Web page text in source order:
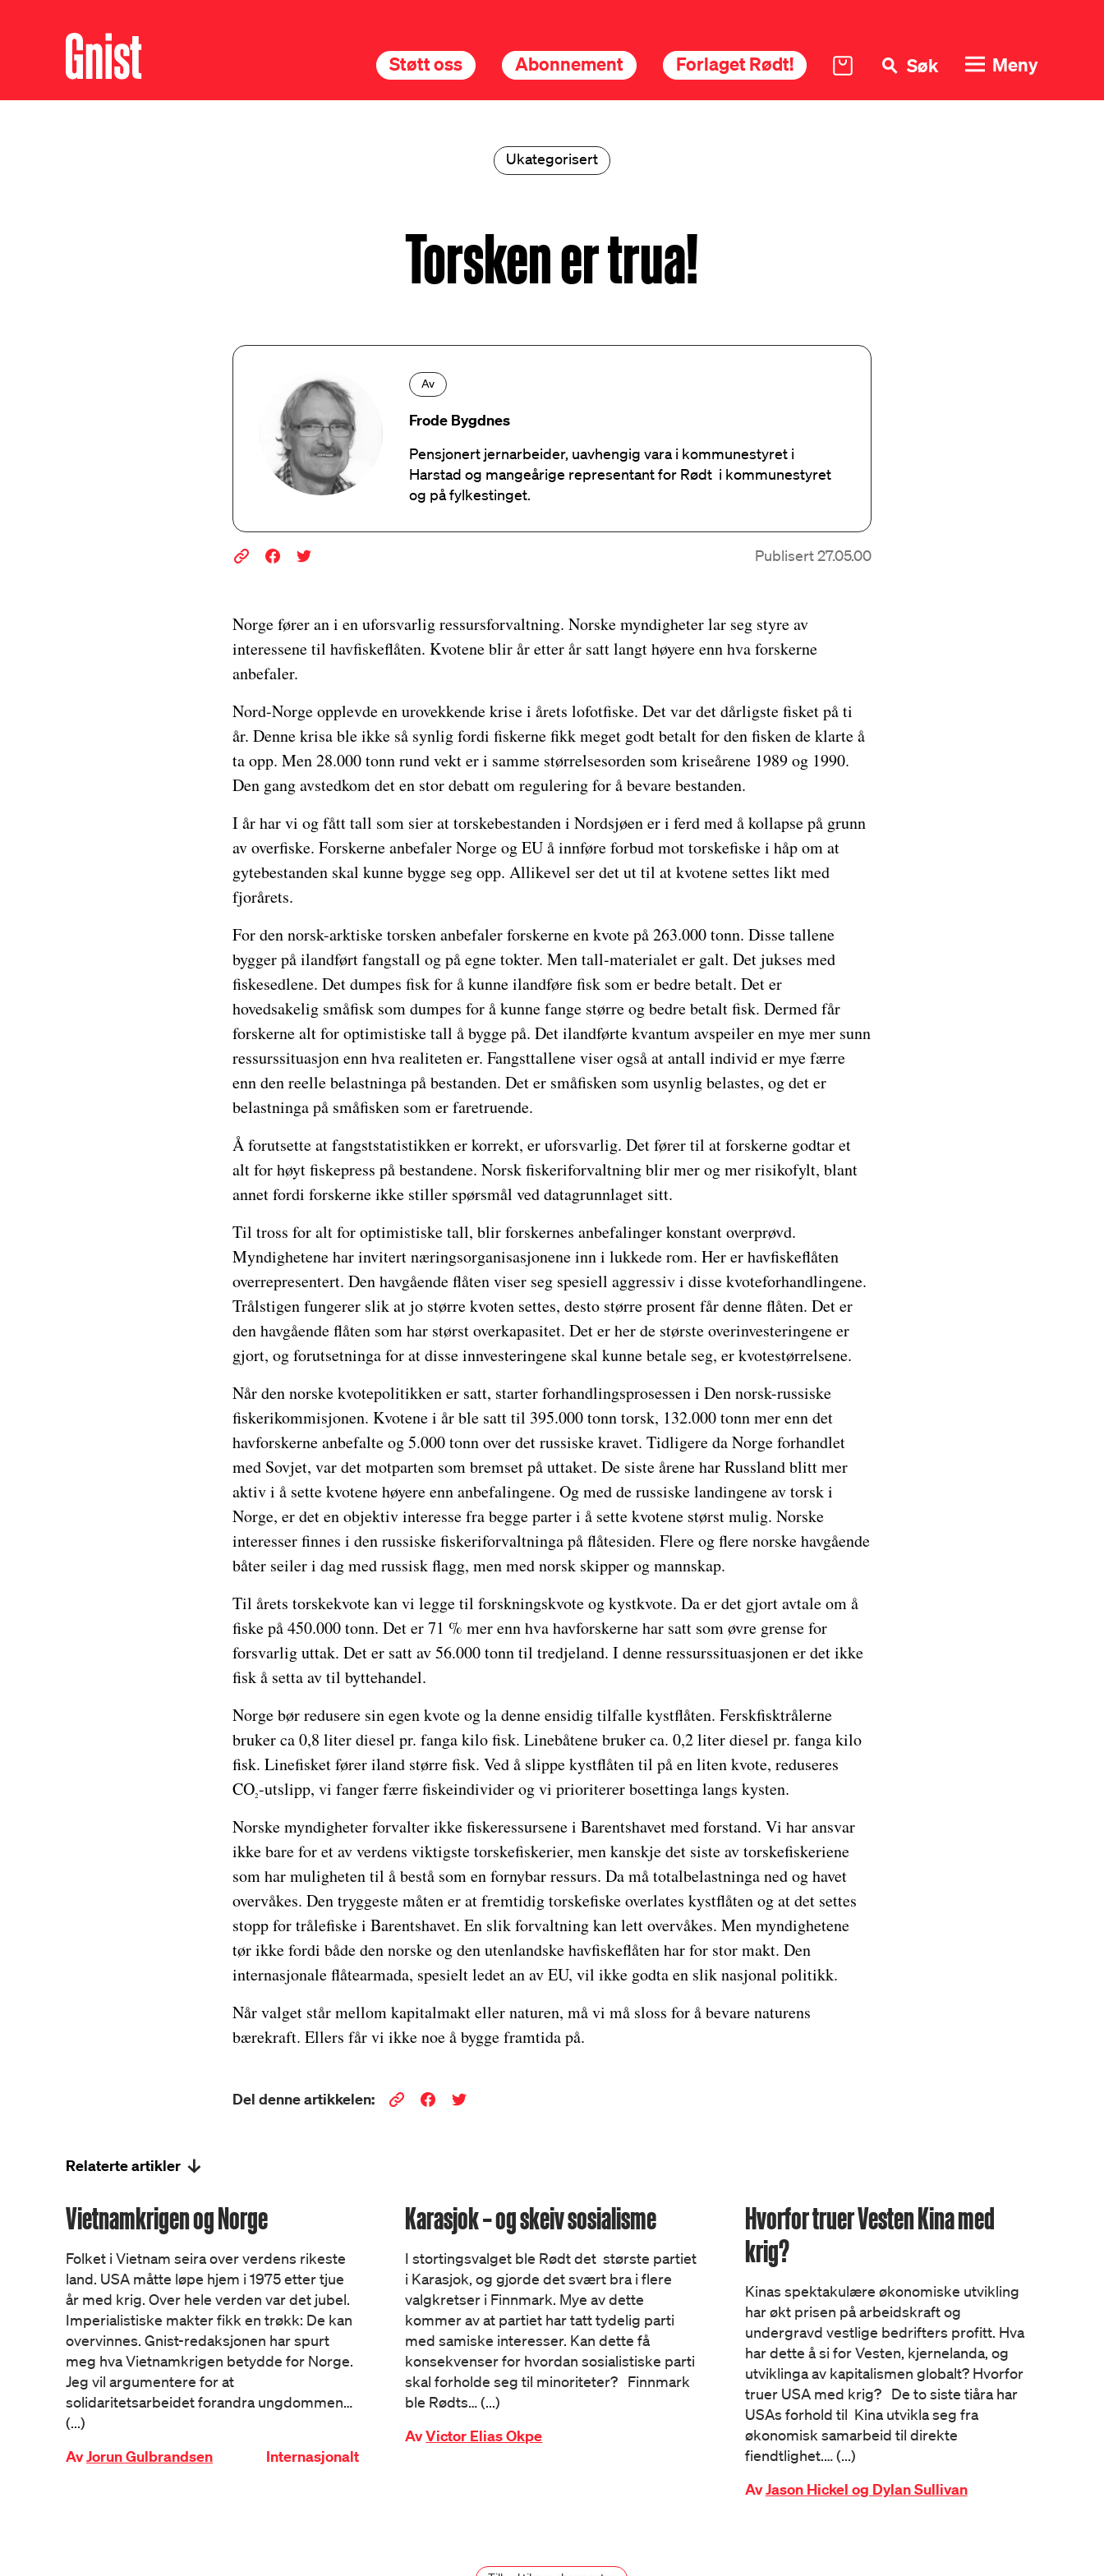
Støtt oss Abonnement Forlaget Rødt! Søk Meny
Ukategorisert
Torsken er trua!
Av
Frode Bygdnes
Pensjonert jernarbeider, uavhengig vara i kommunestyret i
Harstad og mangeårige representant for Rødt i kommunestyret
og på fylkestinget.
Publisert 27.05.00
Norge fører an i en uforsvarlig ressursforvaltning. Norske myndigheter lar seg styre av
interessene til havfiskeflåten. Kvotene blir år etter år satt langt høyere enn hva forskerne
anbefaler.
Nord-Norge opplevde en urovekkende krise i årets lofotfiske. Det var det dårligste fisket på ti
år. Denne krisa ble ikke så synlig fordi fiskerne fikk meget godt betalt for den fisken de klarte å
ta opp. Men 28.000 tonn rund vekt er i samme størrelsesorden som kriseårene 1989 og 1990.
Den gang avstedkom det en stor debatt om regulering for å bevare bestanden.
I år har vi og fått tall som sier at torskebestanden i Nordsjøen er i ferd med å kollapse på grunn
av overfiske. Forskerne anbefaler Norge og EU å innføre forbud mot torskefiske i håp om at
gytebestanden skal kunne bygge seg opp. Allikevel ser det ut til at kvotene settes likt med
fjorårets.
For den norsk-arktiske torsken anbefaler forskerne en kvote på 263.000 tonn. Disse tallene
bygger på ilandført fangstall og på egne tokter. Men tall-materialet er galt. Det jukses med
fiskesedlene. Det dumpes fisk for å kunne ilandføre fisk som er bedre betalt. Det er
hovedsakelig småfisk som dumpes for å kunne fange større og bedre betalt fisk. Dermed får
forskerne alt for optimistiske tall å bygge på. Det ilandførte kvantum avspeiler en mye mer sunn
ressurssituasjon enn hva realiteten er. Fangsttallene viser også at antall individ er mye færre
enn den reelle belastninga på bestanden. Det er småfisken som usynlig belastes, og det er
belastninga på småfisken som er faretruende.
Å forutsette at fangststatistikken er korrekt, er uforsvarlig. Det fører til at forskerne godtar et
alt for høyt fiskepress på bestandene. Norsk fiskeriforvaltning blir mer og mer risikofylt, blant
annet fordi forskerne ikke stiller spørsmål ved datagrunnlaget sitt.
Til tross for alt for optimistiske tall, blir forskernes anbefalinger konstant overprøvd.
Myndighetene har invitert næringsorganisasjonene inn i lukkede rom. Her er havfiskeflåten
overrepresentert. Den havgående flåten viser seg spesiell aggressiv i disse kvoteforhandlingene.
Trålstigen fungerer slik at jo større kvoten settes, desto større prosent får denne flåten. Det er
den havgående flåten som har størst overkapasitet. Det er her de største overinvesteringene er
gjort, og forutsetninga for at disse innvesteringene skal kunne betale seg, er kvotestørrelsene.
Når den norske kvotepolitikken er satt, starter forhandlingsprosessen i Den norsk-russiske
fiskerikommisjonen. Kvotene i år ble satt til 395.000 tonn torsk, 132.000 tonn mer enn det
havforskerne anbefalte og 5.000 tonn over det russiske kravet. Tidligere da Norge forhandlet
med Sovjet, var det motparten som bremset på uttaket. De siste årene har Russland blitt mer
aktiv i å sette kvotene høyere enn anbefalingene. Og med de russiske landingene av torsk i
Norge, er det en objektiv interesse fra begge parter i å sette kvotene størst mulig. Norske
interesser finnes i den russiske fiskeriforvaltninga på flåtesiden. Flere og flere norske havgående
båter seiler i dag med russisk flagg, men med norsk skipper og mannskap.
Til årets torskekvote kan vi legge til forskningskvote og kystkvote. Da er det gjort avtale om å
fiske på 450.000 tonn. Det er 71 % mer enn hva havforskerne har satt som øvre grense for
forsvarlig uttak. Det er satt av 56.000 tonn til tredjeland. I denne ressurssituasjonen er det ikke
fisk å setta av til byttehandel.
Norge bør redusere sin egen kvote og la denne ensidig tilfalle kystflåten. Ferskfisktrålerne
bruker ca 0,8 liter diesel pr. fanga kilo fisk. Linebåtene bruker ca. 0,2 liter diesel pr. fanga kilo
fisk. Linefisket fører iland større fisk. Ved å slippe kystflåten til på en liten kvote, reduseres
CO2-utslipp, vi fanger færre fiskeindivider og vi prioriterer bosettinga langs kysten.
Norske myndigheter forvalter ikke fiskeressursene i Barentshavet med forstand. Vi har ansvar
ikke bare for et av verdens viktigste torskefiskerier, men kanskje det siste av torskefiskeriene
som har muligheten til å bestå som en fornybar ressurs. Da må totalbelastninga ned og havet
overvåkes. Den tryggeste måten er at fremtidig torskefiske overlates kystflåten og at det settes
stopp for trålefiske i Barentshavet. En slik forvaltning kan lett overvåkes. Men myndighetene
tør ikke fordi både den norske og den utenlandske havfiskeflåten har for stor makt. Den
internasjonale flåtearmada, spesielt ledet an av EU, vil ikke godta en slik nasjonal politikk.
Når valget står mellom kapitalmakt eller naturen, må vi må sloss for å bevare naturens
bærekraft. Ellers får vi ikke noe å bygge framtida på.
Del denne artikkelen:
Relaterte artikler
Vietnamkrigen og Norge
Folket i Vietnam seira over verdens rikeste
land. USA måtte løpe hjem i 1975 etter tjue
år med krig. Over hele verden var det jubel.
Imperialistiske makter fikk en trøkk: De kan
overvinnes. Gnist-redaksjonen har spurt
meg hva Vietnamkrigen betydde for Norge.
Jeg vil argumentere for at
solidaritetsarbeidet forandra ungdommen…
(...)
AvJorun Gulbrandsen Internasjonalt
Karasjok – og skeiv sosialisme
I stortingsvalget ble Rødt det største partiet
i Karasjok, og gjorde det svært bra i flere
valgkretser i Finnmark. Mye av dette
kommer av at partiet har tatt tydelig parti
med samiske interesser. Kan dette få
konsekvenser for hvordan sosialistiske parti
skal forholde seg til minoriteter? Finnmark
ble Rødts… (...)
AvVictor Elias Okpe
Hvorfor truer Vesten Kina med
krig?
Kinas spektakulære økonomiske utvikling
har økt prisen på arbeidskraft og
undergravd vestlige bedrifters profitt. Hva
har dette å si for Vesten, kjernelanda, og
utviklinga av kapitalismen globalt? Hvorfor
truer USA med krig? De to siste tiåra har
USAs forhold til Kina utvikla seg fra
økonomisk samarbeid til direkte
fiendtlighet.… (...)
AvJason Hickel og Dylan Sullivan